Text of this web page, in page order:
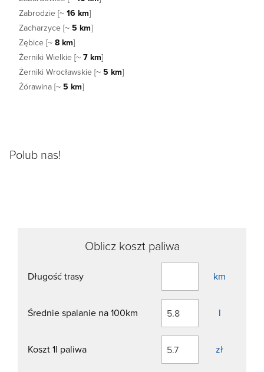
Zabrodzie [~ 16 km]
Zacharzyce [~ 5 km]
Zębice [~ 8 km]
Żerniki Wielkie [~ 7 km]
Żerniki Wrocławskie [~ 5 km]
Żórawina [~ 5 km]
Polub nas!
Oblicz koszt paliwa
Długość trasy km
Średnie spalanie na 100km l
Koszt 1l paliwa zł